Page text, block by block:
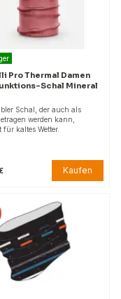
Pro Thermal Damen
Schal Mineral
Schal, der auch als
werden kann,
für kaltes Wetter.
Kaufen